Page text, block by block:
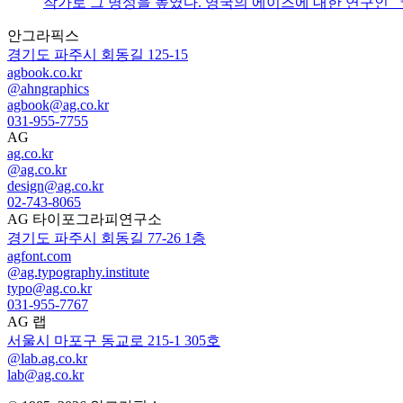
안그라픽스
경기도 파주시 회동길 125-15
agbook.co.kr
@ahngraphics
agbook@ag.co.kr
031-955-7755
AG
ag.co.kr
@ag.co.kr
design@ag.co.kr
02-743-8065
AG 타이포그라피연구소
경기도 파주시 회동길 77-26 1층
agfont.com
@ag.typography.institute
typo@ag.co.kr
031-955-7767
AG 랩
서울시 마포구 동교로 215-1 305호
@lab.ag.co.kr
lab@ag.co.kr